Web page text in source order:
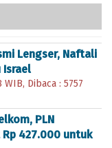
Rekor Gol
TextArea Ala Ms
Dibuat Filmnya
Tifatul
Rekor
Terseksi Versi WTA
Lengser, Naftali
Israel
WIB, Dibaca : 5757
PLN
427.000 untuk